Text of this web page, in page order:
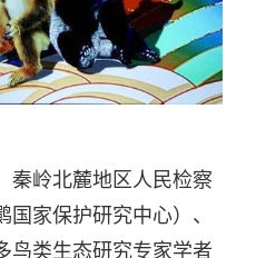
秦岭北麓地区人民检察
家保护研究中心）、
鸟类生态研究专家学者